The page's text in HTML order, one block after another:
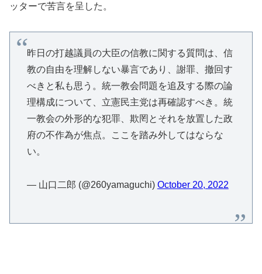
ッターで苦言を呈した。
昨日の打越議員の大臣の信教に関する質問は、信
教の自由を理解しない暴言であり、謝罪、撤回す
べきと私も思う。統一教会問題を追及する際の論
理構成について、立憲民主党は再確認すべき。統
一教会の外形的な犯罪、欺罔とそれを放置した政
府の不作為が焦点。ここを踏み外してはならな
い。
— 山口二郎 (@260yamaguchi) October 20, 2022